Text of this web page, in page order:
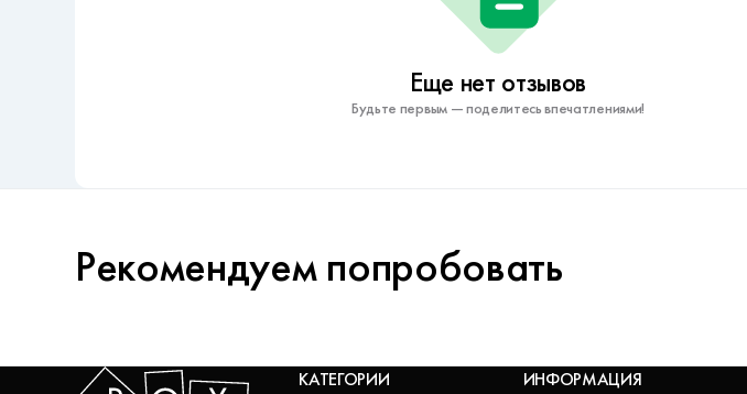
Еще нет отзывов
Будьте первым — поделитесь впечатлениями!
Рекомендуем попробовать
КАТЕГОРИИ ИНФОРМАЦИЯ